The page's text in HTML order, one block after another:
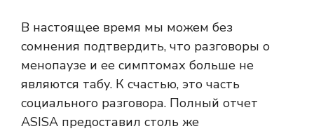
В настоящее время мы можем без
сомнения подтвердить, что разговоры о
менопаузе и ее симптомах больше не
являются табу. К счастью, это часть
социального разговора. Полный отчет
ASISA предоставил столь же